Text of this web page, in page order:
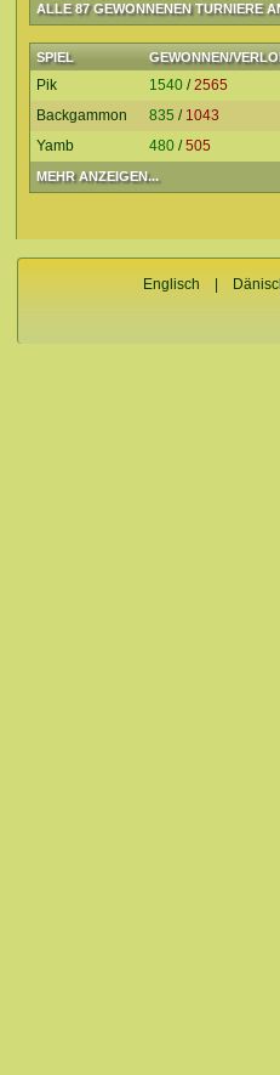
ALLE 87 GEWONNENEN TURNIERE
SPIEL GEWONNEN/
MEHR ANZEIGEN...
Pik 1540 /2565
Backgammon
835 / 1043
Yamb
480 /505
Englisch